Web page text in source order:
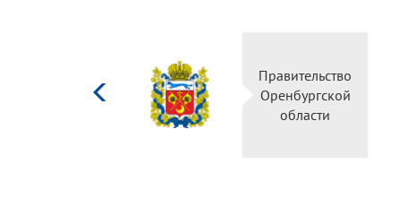
Министерство
культуры
Российской
федерации